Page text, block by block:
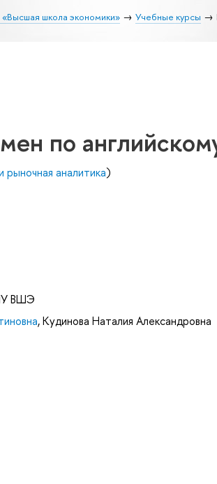
школа экономики» Учебные курсы
по
рыночная аналитика)
ВШЭ
,Кудинова Наталия Александровна